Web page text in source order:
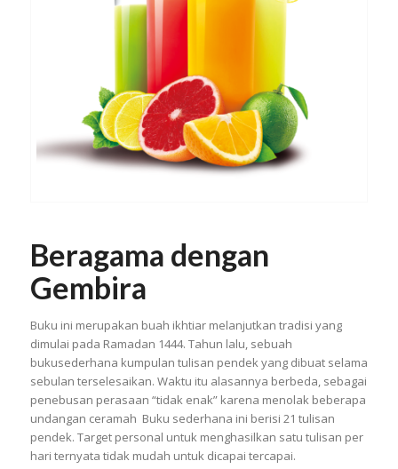
Beragama dengan
Gembira
Buku ini merupakan buah ikhtiar melanjutkan tradisi yang
dimulai pada Ramadan 1444. Tahun lalu, sebuah
bukusederhana kumpulan tulisan pendek yang dibuat selama
sebulan terselesaikan. Waktu itu alasannya berbeda, sebagai
penebusan perasaan “tidak enak” karena menolak beberapa
undangan ceramah Buku sederhana ini berisi 21 tulisan
pendek. Target personal untuk menghasilkan satu tulisan per
hari ternyata tidak mudah untuk dicapai tercapai.